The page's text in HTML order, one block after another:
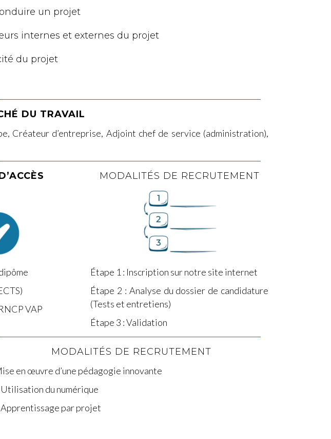
un projet
internes et externes du projet
du projet
DU TRAVAIL
Créateur d’entreprise, Adjoint chef de service (administration),
VAP
MODALITÉS DE RECRUTEMENT
Étape 1 : Inscription sur notre site internet
Étape 2 : Analyse du dossier de candidature
(Tests et entretiens)
Étape 3 : Validation
MODALITÉS DE RECRUTEMENT
en œuvre d’une pédagogie innovante
du numérique
par projet